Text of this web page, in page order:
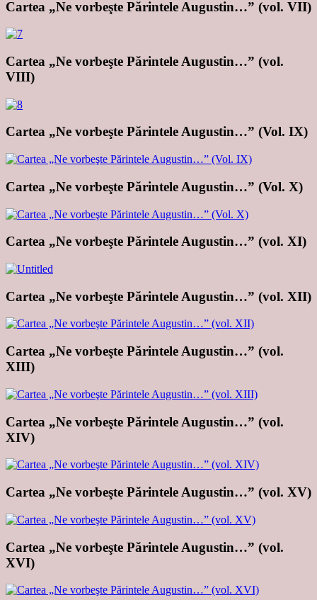
Cartea „Ne vorbeşte Părintele Augustin…” (vol. VII)
Cartea „Ne vorbeşte Părintele Augustin…” (vol.
VIII)
Cartea „Ne vorbeşte Părintele Augustin…” (Vol. IX)
Cartea „Ne vorbeşte Părintele Augustin…” (Vol. X)
Cartea „Ne vorbeşte Părintele Augustin…” (vol. XI)
Cartea „Ne vorbeşte Părintele Augustin…” (vol. XII)
Cartea „Ne vorbeşte Părintele Augustin…” (vol.
XIII)
Cartea „Ne vorbeşte Părintele Augustin…” (vol.
XIV)
Cartea „Ne vorbeşte Părintele Augustin…” (vol. XV)
Cartea „Ne vorbeşte Părintele Augustin…” (vol.
XVI)